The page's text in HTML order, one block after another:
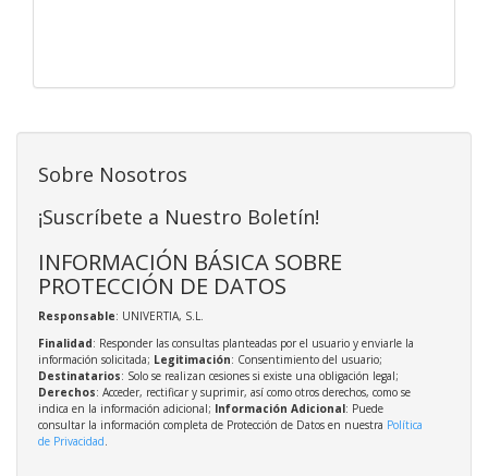
Sobre Nosotros
¡Suscríbete a Nuestro Boletín!
INFORMACIÓN BÁSICA SOBRE
PROTECCIÓN DE DATOS
Responsable: UNIVERTIA, S.L.
Finalidad: Responder las consultas planteadas por el usuario y enviarle la
información solicitada; Legitimación: Consentimiento del usuario;
Destinatarios: Solo se realizan cesiones si existe una obligación legal;
Derechos: Acceder, rectificar y suprimir, así como otros derechos, como se
indica en la información adicional; Información Adicional: Puede
consultar la información completa de Protección de Datos en nuestra Política
de Privacidad